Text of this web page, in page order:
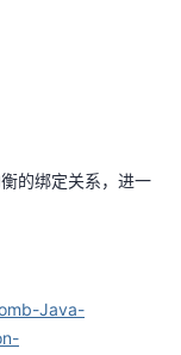
的绑定关系，进一
Java-